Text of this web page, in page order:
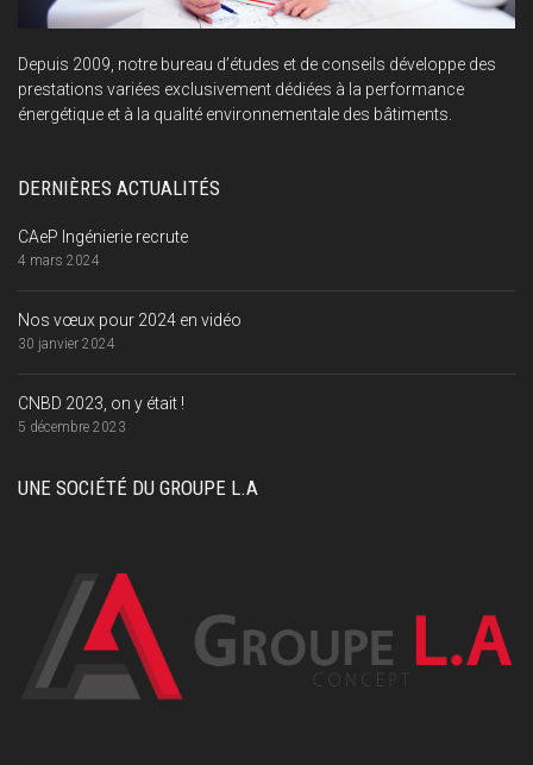
Depuis 2009, notre bureau d’études et de conseils développe des
prestations variées exclusivement dédiées à la performance
énergétique et à la qualité environnementale des bâtiments.
DERNIÈRES ACTUALITÉS
CAeP Ingénierie recrute
4 mars 2024
Nos vœux pour 2024 en vidéo
30 janvier 2024
CNBD 2023, on y était !
5 décembre 2023
UNE SOCIÉTÉ DU GROUPE L.A